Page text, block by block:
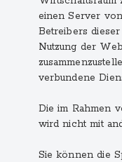
einen Server
Betreibers
Nutzung der
verbundene
Die im Rahmen
wird nicht mit
Sie können die